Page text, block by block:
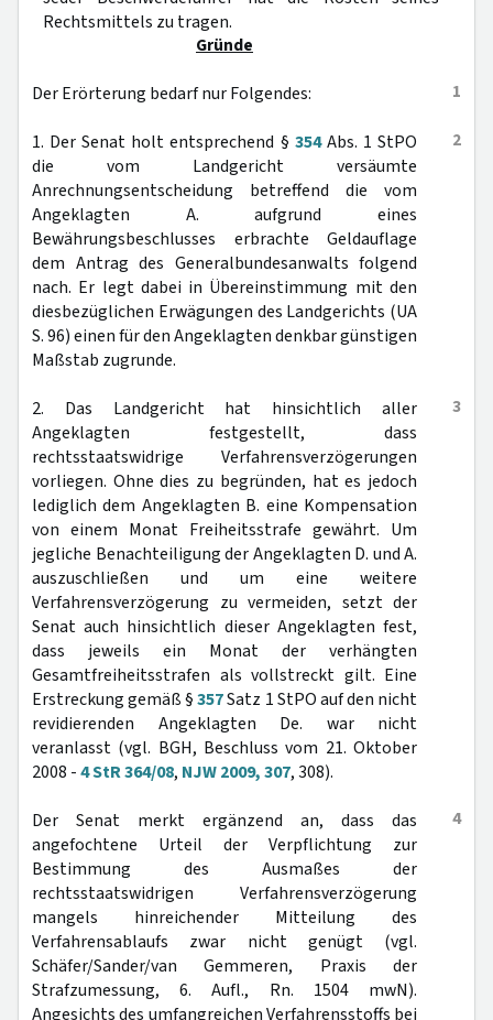
Rechtsmittels zu tragen.
Gründe
1
Der Erörterung bedarf nur Folgendes:
2
1. Der Senat holt entsprechend § 354Abs. 1 StPO
die vom Landgericht versäumte
Anrechnungsentscheidung betreffend die vom
Angeklagten A. aufgrund eines
Bewährungsbeschlusses erbrachte Geldauflage
dem Antrag des Generalbundesanwalts folgend
nach. Er legt dabei in Übereinstimmung mit den
diesbezüglichen Erwägungen des Landgerichts (UA
S. 96) einen für den Angeklagten denkbar günstigen
Maßstab zugrunde.
3
2. Das Landgericht hat hinsichtlich aller
Angeklagten festgestellt, dass
rechtsstaatswidrige Verfahrensverzögerungen
vorliegen. Ohne dies zu begründen, hat es jedoch
lediglich dem Angeklagten B. eine Kompensation
von einem Monat Freiheitsstrafe gewährt. Um
jegliche Benachteiligung der Angeklagten D. und A.
auszuschließen und um eine weitere
Verfahrensverzögerung zu vermeiden, setzt der
Senat auch hinsichtlich dieser Angeklagten fest,
dass jeweils ein Monat der verhängten
Gesamtfreiheitsstrafen als vollstreckt gilt. Eine
Erstreckung gemäß §357Satz 1 StPO auf den nicht
revidierenden Angeklagten De. war nicht
veranlasst (vgl. BGH, Beschluss vom 21. Oktober
2008 -4 StR 364/08, NJW 2009, 307, 308).
4
Der Senat merkt ergänzend an, dass das
angefochtene Urteil der Verpflichtung zur
Bestimmung des Ausmaßes der
rechtsstaatswidrigen Verfahrensverzögerung
mangels hinreichender Mitteilung des
Verfahrensablaufs zwar nicht genügt (vgl.
Schäfer/Sander/van Gemmeren, Praxis der
Strafzumessung, 6. Aufl., Rn. 1504 mwN).
Angesichts des umfangreichen Verfahrensstoffs bei